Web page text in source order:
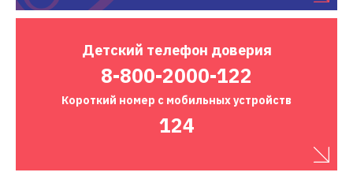
Детский телефон доверия
8-800-2000-122
Короткий номер с мобильных устройств
124